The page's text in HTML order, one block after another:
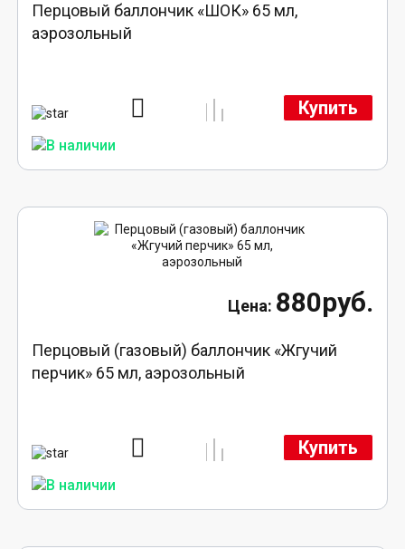
Перцовый баллончик «ШОК» 65 мл,
аэрозольный
Купить
880руб.
Перцовый (газовый) баллончик «Жгучий
перчик» 65 мл, аэрозольный
Купить